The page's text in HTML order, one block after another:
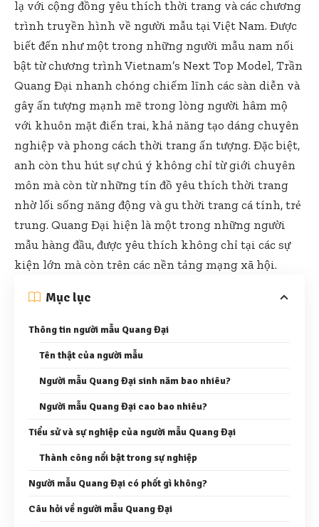
lạ với cộng đồng yêu thích thời trang và các chương
trình truyền hình về người mẫu tại Việt Nam. Được
biết đến như một trong những người mẫu nam nổi
bật từ chương trình Vietnam’s Next Top Model, Trần
Quang Đại nhanh chóng chiếm lĩnh các sàn diễn và
gây ấn tượng mạnh mẽ trong lòng người hâm mộ
với khuôn mặt điển trai, khả năng tạo dáng chuyên
nghiệp và phong cách thời trang ấn tượng. Đặc biệt,
anh còn thu hút sự chú ý không chỉ từ giới chuyên
môn mà còn từ những tín đồ yêu thích thời trang
nhờ lối sống năng động và gu thời trang cá tính, trẻ
trung. Quang Đại hiện là một trong những người
mẫu hàng đầu, được yêu thích không chỉ tại các sự
kiện lớn mà còn trên các nền tảng mạng xã hội.
Mục lục
Thông tin người mẫu Quang Đại
Tên thật của người mẫu
Người mẫu Quang Đại sinh năm bao nhiêu?
Người mẫu Quang Đại cao bao nhiêu?
Tiểu sử và sự nghiệp của người mẫu Quang Đại
Thành công nổi bật trong sự nghiệp
Người mẫu Quang Đại có phốt gì không?
Câu hỏi về người mẫu Quang Đại